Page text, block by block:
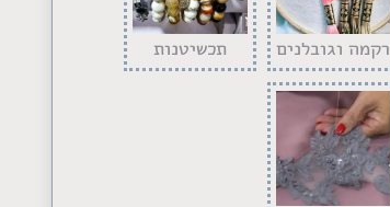
רקמה וגובלנים תכשיטנות